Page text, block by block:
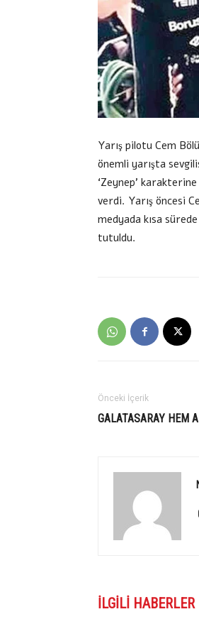
Yarış pilotu Cem
önemli yarışta
‘Zeynep’
verdi. Yarış öncesi
medyada kısa
tutuldu.
Önceki İçerik
GALATASARAY HEM
İLGILI HABERLER